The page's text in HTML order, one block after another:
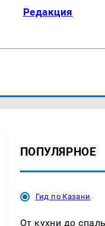
Редакция
ПОПУЛЯРНОЕ
Гид по Казани
От кухни до